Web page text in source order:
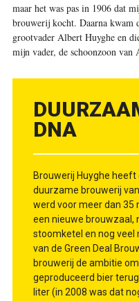
maar het was pas in 1906 dat
brouwerij kocht. Daarna kwam
grootvader Albert Huyghe en
mijn vader, de schoonzoon van
DNA
Brouwerij Huyghe
duurzame brouwerij
werd voor meer dan 35
een nieuwe brouwzaal,
stoomketel en nog veel
van de Green Deal
brouwerij de ambitie
geproduceerd bier
liter (in 2008 was dat